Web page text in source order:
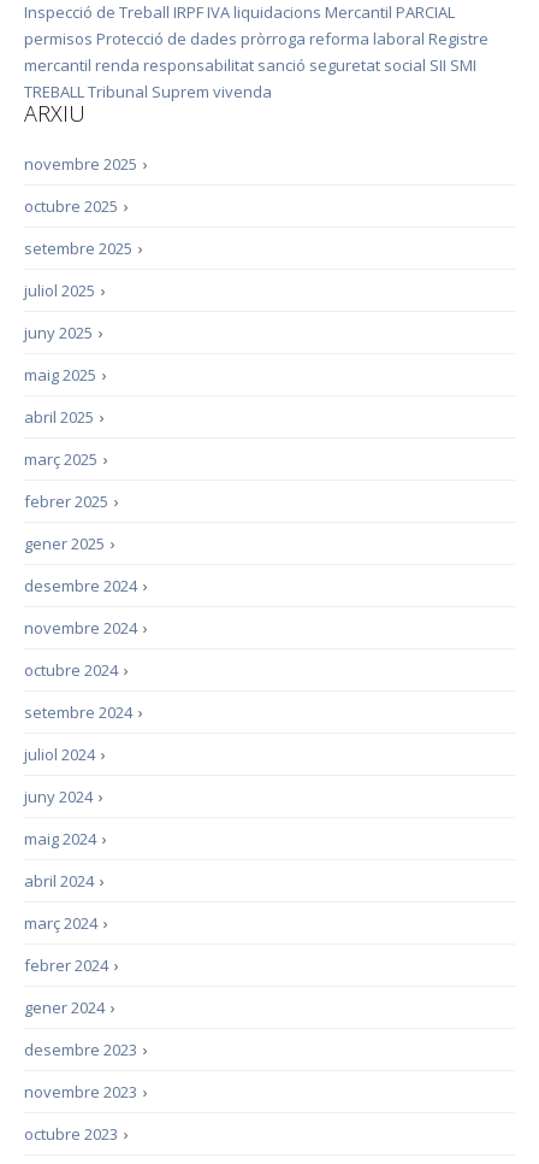
Inspecció de Treball IRPF IVA liquidacions Mercantil PARCIAL
permisos Protecció de dades pròrroga reforma laboral Registre
mercantil renda responsabilitat sanció seguretat social SII SMI
TREBALLTribunal Suprem vivenda
ARXIU
›
novembre 2025
›
octubre 2025
›
setembre 2025
›
juliol 2025
›
juny 2025
›
maig 2025
›
abril 2025
›
març 2025
›
febrer 2025
›
gener 2025
›
desembre 2024
›
novembre 2024
›
octubre 2024
›
setembre 2024
›
juliol 2024
›
juny 2024
›
maig 2024
›
abril 2024
›
març 2024
›
febrer 2024
›
gener 2024
›
desembre 2023
›
novembre 2023
›
octubre 2023